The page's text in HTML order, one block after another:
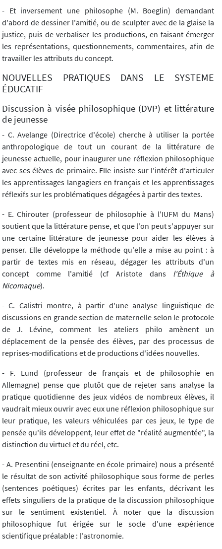
- Et inversement une philosophe (M. Boeglin) demandant
d'abord de dessiner l'amitié, ou de sculpter avec de la glaise la
justice, puis de verbaliser les productions, en faisant émerger
les représentations, questionnements, commentaires, afin de
travailler les attributs du concept.
NOUVELLES PRATIQUES DANS LE SYSTEME
ÉDUCATIF
Discussion à visée philosophique (DVP) et littérature
de jeunesse
- C. Avelange (Directrice d'école) cherche à utiliser la portée
anthropologique de tout un courant de la littérature de
jeunesse actuelle, pour inaugurer une réflexion philosophique
avec ses élèves de primaire. Elle insiste sur l'intérêt d'articuler
les apprentissages langagiers en français et les apprentissages
réflexifs sur les problématiques dégagées à partir des textes.
- E. Chirouter (professeur de philosophie à l'IUFM du Mans)
soutient que la littérature pense, et que l'on peut s'appuyer sur
une certaine littérature de jeunesse pour aider les élèves à
penser. Elle développe la méthode qu'elle a mise au point : à
partir de textes mis en réseau, dégager les attributs d'un
concept comme l'amitié (cf Aristote dansl'Éthique à
Nicomaque).
- C. Calistri montre, à partir d'une analyse linguistique de
discussions en grande section de maternelle selon le protocole
de J. Lévine, comment les ateliers philo amènent un
déplacement de la pensée des élèves, par des processus de
reprises-modifications et de productions d'idées nouvelles.
- F. Lund (professeur de français et de philosophie en
Allemagne) pense que plutôt que de rejeter sans analyse la
pratique quotidienne des jeux vidéos de nombreux élèves, il
vaudrait mieux ouvrir avec eux une réflexion philosophique sur
leur pratique, les valeurs véhiculées par ces jeux, le type de
pensée qu'ils développent, leur effet de "réalité augmentée", la
distinction du virtuel et du réel, etc.
- A. Presentini (enseignante en école primaire) nous a présenté
le résultat de son activité philosophique sous forme de perles
(sentences poétiques) écrites par les enfants, décrivant les
effets singuliers de la pratique de la discussion philosophique
sur le sentiment existentiel. À noter que la discussion
philosophique fut érigée sur le socle d'une expérience
scientifique préalable : l'astronomie.